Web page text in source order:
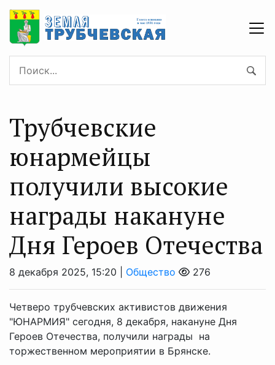
Трубчевские
юнармейцы
получили высокие
награды накануне
Дня Героев Отечества
8 декабря 2025, 15:20 | Общество 276
Четверо трубчевских активистов движения
"ЮНАРМИЯ" сегодня, 8 декабря, накануне Дня
Героев Отечества, получили награды на
торжественном мероприятии в Брянске.